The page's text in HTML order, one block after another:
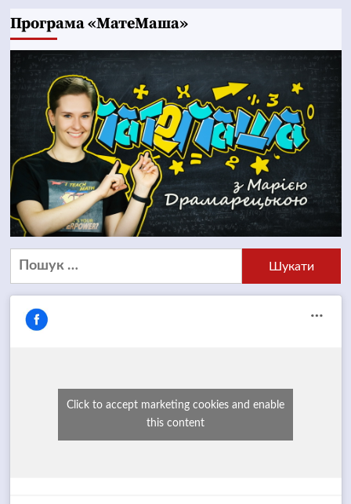
Програма «МатеМаша»
Пошук:
Click to accept marketing cookies and enable
this content